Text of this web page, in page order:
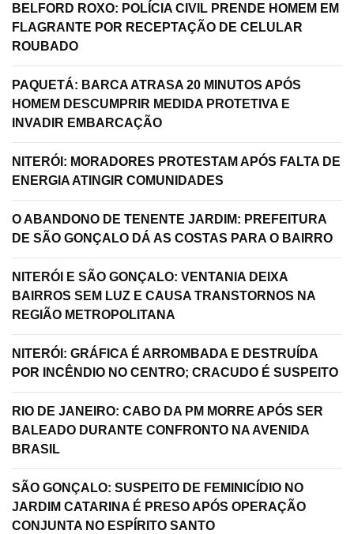
BELFORD ROXO: POLÍCIA CIVIL PRENDE HOMEM EM
FLAGRANTE POR RECEPTAÇÃO DE CELULAR
ROUBADO
PAQUETÁ: BARCA ATRASA 20 MINUTOS APÓS
HOMEM DESCUMPRIR MEDIDA PROTETIVA E
INVADIR EMBARCAÇÃO
NITERÓI: MORADORES PROTESTAM APÓS FALTA DE
ENERGIA ATINGIR COMUNIDADES
O ABANDONO DE TENENTE JARDIM: PREFEITURA
DE SÃO GONÇALO DÁ AS COSTAS PARA O BAIRRO
NITERÓI E SÃO GONÇALO: VENTANIA DEIXA
BAIRROS SEM LUZ E CAUSA TRANSTORNOS NA
REGIÃO METROPOLITANA
NITERÓI: GRÁFICA É ARROMBADA E DESTRUÍDA
POR INCÊNDIO NO CENTRO; CRACUDO É SUSPEITO
RIO DE JANEIRO: CABO DA PM MORRE APÓS SER
BALEADO DURANTE CONFRONTO NA AVENIDA
BRASIL
SÃO GONÇALO: SUSPEITO DE FEMINICÍDIO NO
JARDIM CATARINA É PRESO APÓS OPERAÇÃO
CONJUNTA NO ESPÍRITO SANTO